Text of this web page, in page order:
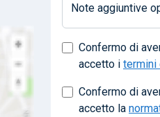
Note aggiuntive
Confermo di
accetto i termini
Confermo di
accetto la